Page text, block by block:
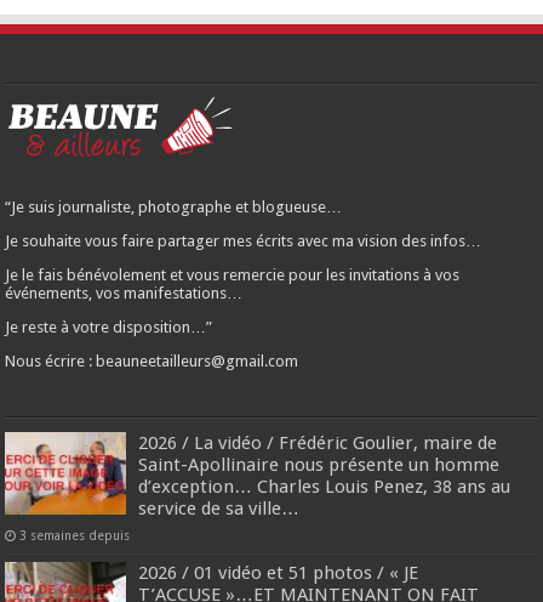
“Je suis journaliste, photographe et blogueuse…
Je souhaite vous faire partager mes écrits avec ma vision des infos…
Je le fais bénévolement et vous remercie pour les invitations à vos
événements, vos manifestations…
Je reste à votre disposition…”
Nous écrire : beauneetailleurs@gmail.com
2026 / La vidéo / Frédéric Goulier, maire de
Saint-Apollinaire nous présente un homme
d’exception… Charles Louis Penez, 38 ans au
service de sa ville…
3 semaines depuis
2026 / 01 vidéo et 51 photos / « JE
T’ACCUSE »…ET MAINTENANT ON FAIT